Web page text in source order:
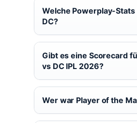
Welche Powerplay-Stats
DC?
Gibt es eine Scorecard
vs DC IPL 2026?
Wer war Player of the